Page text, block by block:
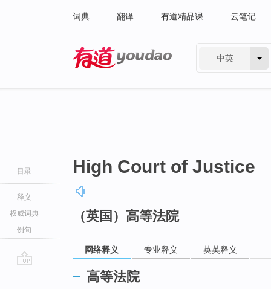
词典 翻译 有道精品课 云笔记
中英
目录
释义
权威词典
例句
High Court of Justice
（英国）高等法院
网络释义 专业释义 英英释义
高等法院